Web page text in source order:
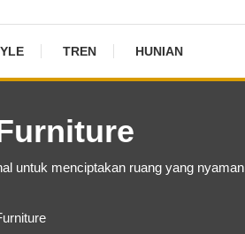
TREN HUNIAN
untuk menciptakan ruang yang